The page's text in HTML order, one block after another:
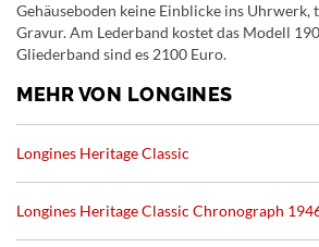
Gehäuseboden keine Einblicke ins Uhrwerk,
Gravur. Am Lederband kostet das Modell
Gliederband sind es 2100 Euro.
MEHR VON LONGINES
Longines Heritage Classic
Longines Heritage Classic Chronograph